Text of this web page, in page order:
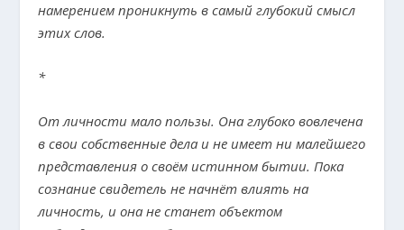
намерением проникнуть в самый глубокий смысл
этих слов.
*
От личности мало пользы. Она глубоко вовлечена
в свои собственные дела и не имеет ни малейшего
представления о своём истинном бытии. Пока
сознание свидетель не начнёт влиять на
личность, и она не станет объектом